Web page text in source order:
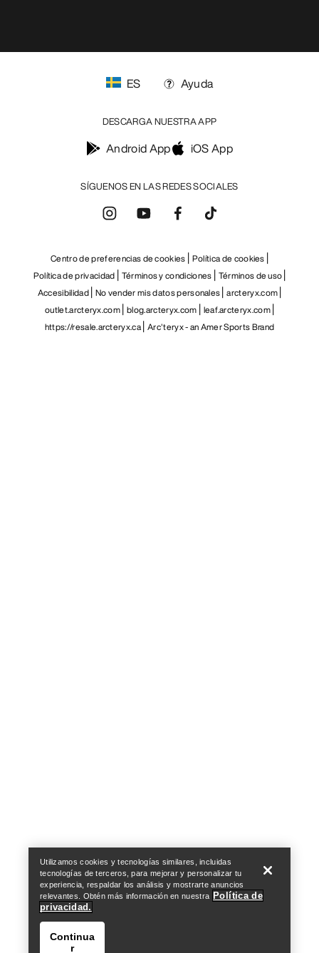
SÍGUENOS EN LAS REDES SOCIALES
ES Ayuda
DESCARGA NUESTRA APP
Android App iOS App
Centro de preferencias de cookies Política de cookies
Política de privacidad Términos y condiciones Términos de uso
Accesibilidad No vender mis datos personales arcteryx.com
outlet.arcteryx.com blog.arcteryx.com leaf.arcteryx.com
https://resale.arcteryx.ca Arc'teryx - an Amer Sports Brand
Utilizamos cookies y tecnologías similares, incluidas
tecnologías de terceros, para mejorar y personalizar tu
experiencia, respaldar los análisis y mostrarte anuncios
relevantes. Obtén más información en nuestra Política de
privacidad.
Continua
r